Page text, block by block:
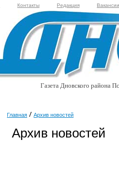
Контакты Редакция Вакансии
Газета Дновского района
Главная Архив новостей
Архив новостей